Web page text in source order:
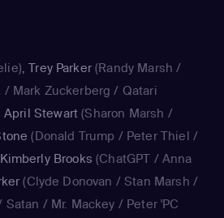
verhaallijnen over gigantische
als zij in "South Park" worden
Michael Jackson, Paris Hilton, Al
South Park op, om er maar een
,Trey Parker(Randy Marsh /
/ Mark Zuckerberg / Qatari
April Stewart (Sharon Marsh /
(Donald Trump / Peter Thiel /
Kimberly Brooks (ChatGPT / Anna
(Clyde Donovan / Stan Marsh /
/ Mr. Mackey / Peter 'PC